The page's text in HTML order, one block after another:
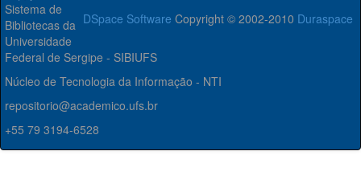
DSpace Software Copyright © 2002-2010 Duraspace
Sistema de
Bibliotecas da
Universidade
Federal de Sergipe - SIBIUFS
Núcleo de Tecnologia da Informação - NTI
repositorio@academico.ufs.br
+55 79 3194-6528